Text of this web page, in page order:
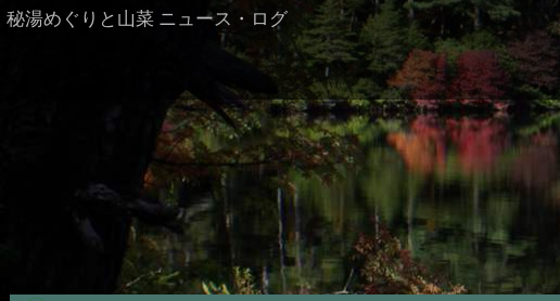
秘湯めぐりと山菜 ニュース・ログ